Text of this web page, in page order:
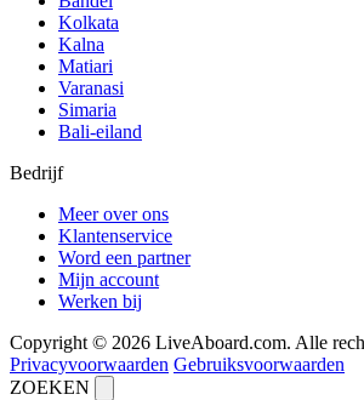
Kolkata
Kalna
Matiari
Varanasi
Simaria
Bali-eiland
Bedrijf
Meer over ons
Klantenservice
Word een partner
Mijn account
Werken bij
Copyright © 2026 LiveAboard.com. Alle
Privacyvoorwaarden Gebruiksvoorwaarden
ZOEKEN